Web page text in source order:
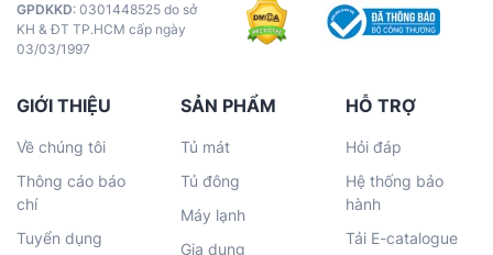
GPDKKD: 0301448525 do sở
KH & ĐT TP.HCM cấp ngày
03/03/1997
GIỚI THIỆU
Về chúng tôi
Thông cáo báo
chí
Tuyển dụng
SẢN PHẨM
Tủ mát
Tủ đông
Máy lạnh
Gia dụng
HỖ TRỢ
Hỏi đáp
Hệ thống bảo
hành
Tải E-catalogue